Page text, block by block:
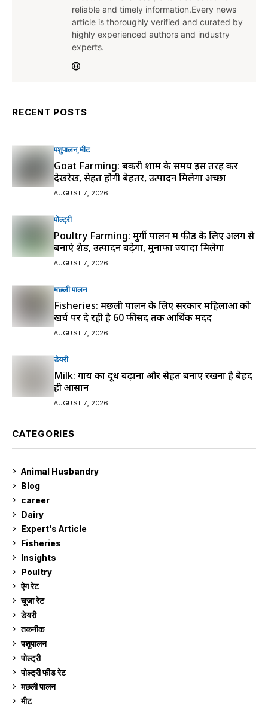
reliable and timely information.Every news
article is thoroughly verified and curated by
highly experienced authors and industry
experts.
RECENT POSTS
पशुपालन मीट
Goat Farming: बकरी शाम के समय इस तरह करें
देखरेख, सेहत होगी बेहतर, उत्पादन मिलेगा अच्छा
AUGUST 7, 2026
पोल्ट्री
Poultry Farming: मुर्गी पालन में फीड के लिए अलग से
बनाएं शेड, उत्पादन बढ़ेगा, मुनाफा ज्यादा मिलेगा
AUGUST 7, 2026
मछली पालन
Fisheries: मछली पालन के लिए सरकार महिलाओं को
खर्च पर दे रही है 60 फीसद तक आर्थिक मदद
AUGUST 7, 2026
डेयरी
Milk: गाय का दूध बढ़ाना और सेहत बनाए रखना है बेहद
ही आसान
AUGUST 7, 2026
CATEGORIES
Animal Husbandry
Blog
career
Dairy
Expert's Article
Fisheries
Insights
Poultry
ऐग रेट
चूजा रेट
डेयरी
तकनीक
पशुपालन
पोल्ट्री
पोल्ट्री फीड रेट
मछली पालन
मीट